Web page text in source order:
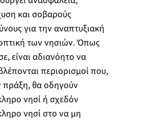
και σοβαρούς
για την αναπτυξιακή
των νησιών. Όπως
είναι αδιανόητο να
περιορισμοί που,
πράξη, θα οδηγούν
νησί ή σχεδόν
νησί στο να μη